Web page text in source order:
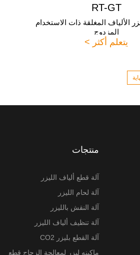
RT-GT
الألياف المغلقة ذات الاستخدام
المزدوج
يتعلم أكثر >
منتجات
آلة قطع ألياف الليزر
آلة لحام الليزر
آلة النقش بالليزر
آلة تنظيف ألياف الليزر
آلة القطع بليزر CO2
ماكينه ليزر لمعالجة الزجاج قطع